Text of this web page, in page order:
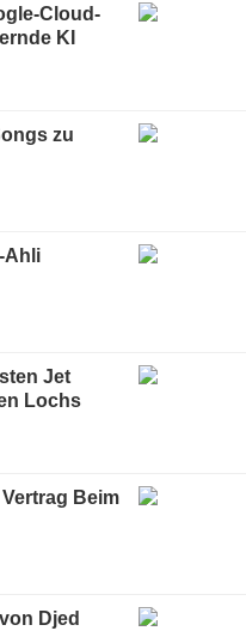
Cloud-
KI
zu
Ahli
Jet
Lochs
Beim
Djed